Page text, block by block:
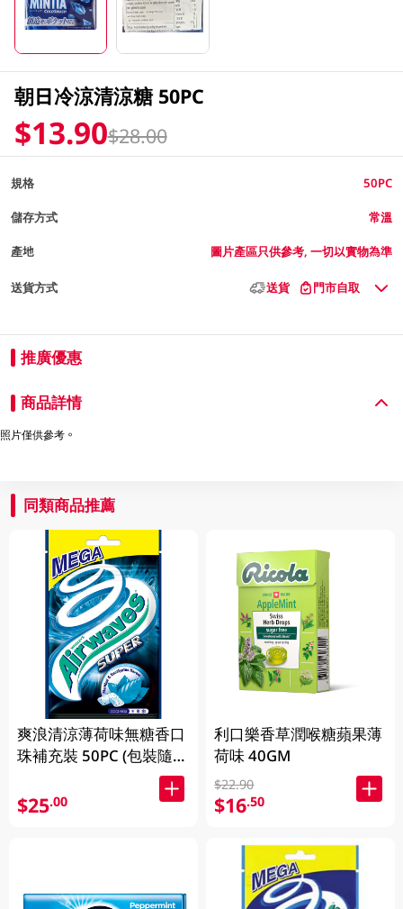
朝日冷涼清涼糖 50PC
$13.90$28.00
規格 50PC
儲存方式 常溫
產地 圖片產區只供參考, 一切以實物為準
送貨方式 送貨 門市自取
推廣優惠
商品詳情
照片僅供參考。
同類商品推薦
爽浪清涼薄荷味無糖香口
珠補充裝 50PC (包裝隨機
$25.00
利口樂香草潤喉糖蘋果薄
荷味 40GM
$22.90
$16.50